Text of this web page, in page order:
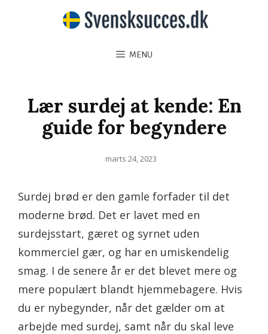
MENU
Lær surdej at kende: En
guide for begyndere
Posted
marts 24, 2023
Surdej brød er den gamle forfader til det
moderne brød. Det er lavet med en
surdejsstart, gæret og syrnet uden
kommerciel gær, og har en umiskendelig
smag. I de senere år er det blevet mere og
mere populært blandt hjemmebagere. Hvis
du er nybegynder, når det gælder om at
arbejde med surdej, samt når du skal leve